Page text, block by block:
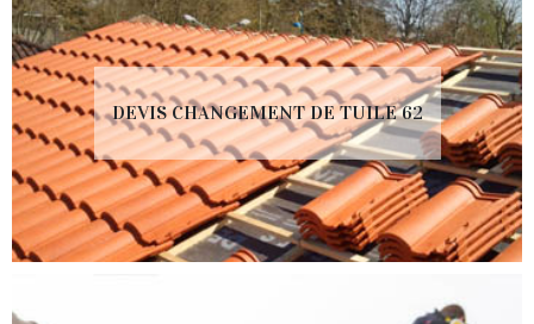
DEVIS CHANGEMENT DE TUILE 62